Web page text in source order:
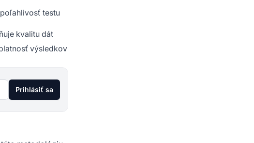
testu
kvalitu dát
výsledkov
Prihlásiť sa